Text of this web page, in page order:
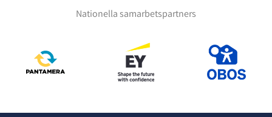
Nationella samarbetspartners